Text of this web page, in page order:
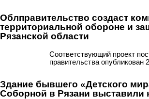
Облправительство создаст
территориальной обороне и
Рязанской области
Соответствующий проект
правительства опубликован
Здание бывшего «Детского
Соборной в Рязани выставили